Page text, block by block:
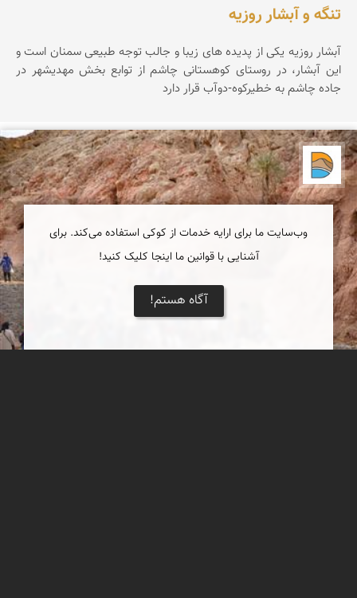
تنگه و آبشار روزیه
آبشار روزيه يکی از پديده های زيبا و جالب توجه طبيعی سمنان است و
اين آبشار، در روستای کوهستانی چاشم از توابع بخش مهديشهر در
جاده چاشم به خطیرکوه-دوآب قرار دارد
دریاچه کویر
وب‌سایت ما برای ارایه خدمات از کوکی استفاده می‌کند. برای
آشنایی با قوانین ما اینجا کلیک کنید!
آگاه هستم!